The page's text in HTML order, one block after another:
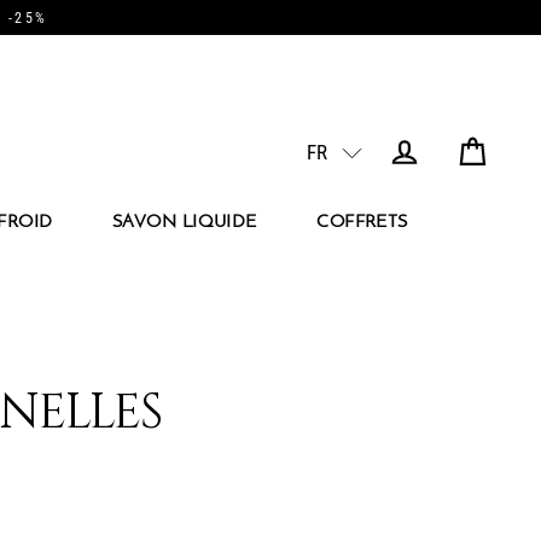
-25%
FR
SAVON LIQUIDE COFFRETS